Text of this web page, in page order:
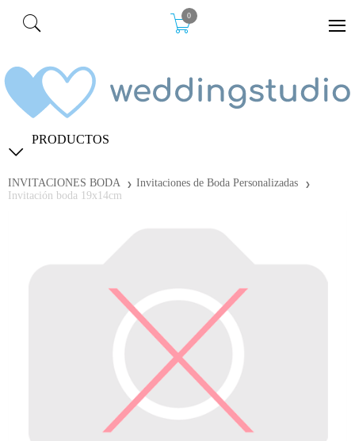
0
PRODUCTOS
INVITACIONES BODA
Invitaciones de Boda Personalizadas
Invitación boda 19x14cm